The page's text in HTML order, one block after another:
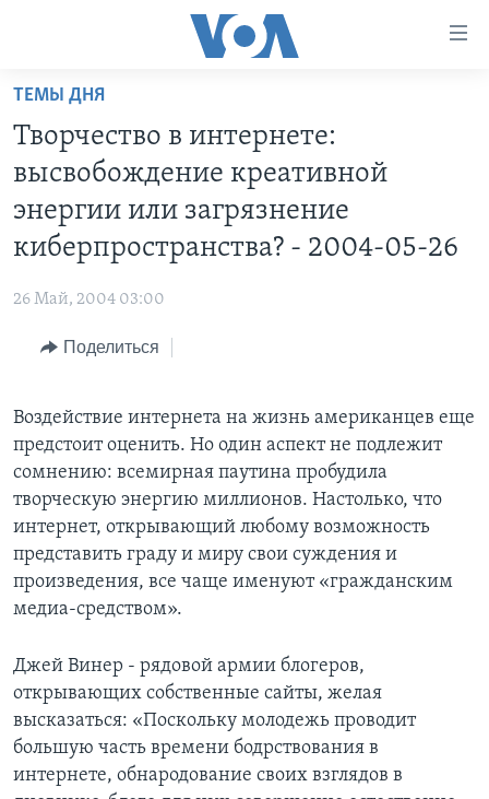
Перейти
основной
контент
основной
Перейти
поиск
ПРОГРАММЫ
НОВОСТИ ЗА МИНУТУ
ДИСКУССИЯ VOA
НЬЮ-ЙОРК NEW YORK
АМЕРИКА. БОЛЬШОЕ ПУТЕШЕСТВИЕ
УЧИМ АНГЛИЙСКИЙ
АРТЕФАКТЫ
ТЕСТЫ
ЭКСПЕРТИЗА
ФАКТЫ ПРОТИВ ФЕЙКОВ
ЗА СВОБОДУ ПРЕССЫ
ВИДЕО
ПОДПИСКА НА НОВОСТИ
Learning English
СОЦИАЛЬНЫЕ СЕТИ
Языки
ТЕМЫ ДНЯ
Творчество в интернете:
высвобождение креативной
энергии или загрязнение
киберпространства? - 2004-05-26
26 Май, 2004 03:00
Поделиться
Воздействие интернета на жизнь американцев еще
предстоит оценить. Но один аспект не подлежит
сомнению: всемирная паутина пробудила
творческую энергию миллионов. Настолько, что
интернет, открывающий любому возможность
представить граду и миру свои суждения и
произведения, все чаще именуют «гражданским
медиа-средством».
Джей Винер - рядовой армии блогеров,
открывающих собственные сайты, желая
высказаться: «Поскольку молодежь проводит
большую часть времени бодрствования в
интернете, обнародование своих взглядов в